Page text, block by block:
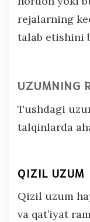
rejalarning
talab etishini
UZUMNING
Tushdagi
talqinlarda
QIZIL UZUM
Qizil uzum
va qat’iyat